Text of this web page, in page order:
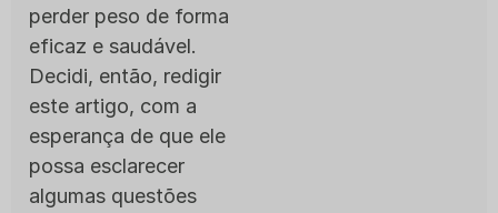
perder peso de forma
eficaz e saudável.
Decidi, então, redigir
este artigo, com a
esperança de que ele
possa esclarecer
algumas questões